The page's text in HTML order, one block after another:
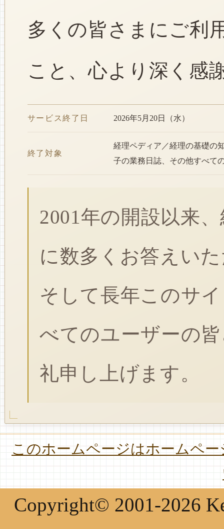
多くの皆さまにご利
こと、心より深く感
サービス終了日 2026年5月20日（水）
終了対象
経理ペディア／経理の基礎の
子の業務日誌、その他すべて
2001年の開設以来
に数多くお答えい
そして長年このサ
べてのユーザーの
礼申し上げます。
このホームページはホームペ
Copyright© 2001-2026